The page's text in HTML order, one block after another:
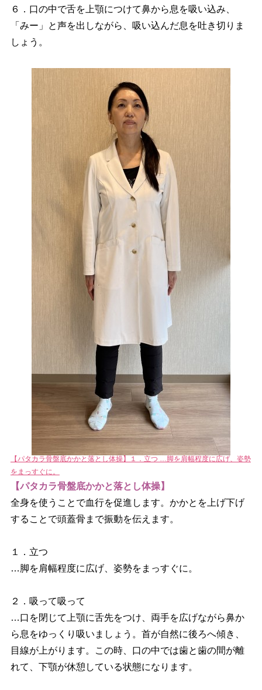
６．口の中で舌を上顎につけて鼻から息を吸い込み、
「みー」と声を出しながら、吸い込んだ息を吐き切りま
しょう。
【パタカラ骨盤底かかと落とし体操】１．立つ …脚を肩幅程度に広げ、姿勢
をまっすぐに。
【パタカラ骨盤底かかと落とし体操】
全身を使うことで血行を促進します。かかとを上げ下げ
することで頭蓋骨まで振動を伝えます。
１．立つ
…脚を肩幅程度に広げ、姿勢をまっすぐに。
２．吸って吸って
…口を閉じて上顎に舌先をつけ、両手を広げながら鼻か
ら息をゆっくり吸いましょう。首が自然に後ろへ傾き、
目線が上がります。この時、口の中では歯と歯の間が離
れて、下顎が休憩している状態になります。